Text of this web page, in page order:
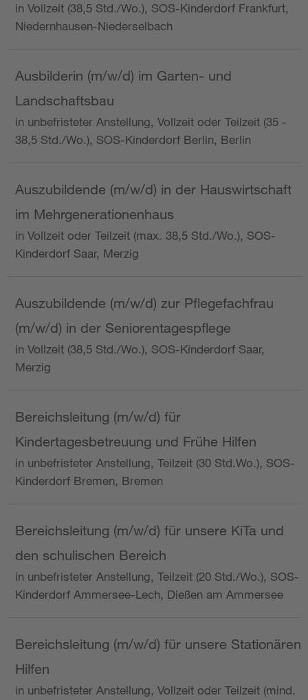
in Vollzeit (38,5 Std./Wo.), SOS-Kinderdorf Frankfurt,
Niedernhausen-Niederselbach
Ausbilderin (m/w/d) im Garten- und
Landschaftsbau
in unbefristeter Anstellung, Vollzeit oder Teilzeit (35 -
38,5 Std./Wo.), SOS-Kinderdorf Berlin, Berlin
Auszubildende (m/w/d) in der Hauswirtschaft
im Mehrgenerationenhaus
in Vollzeit oder Teilzeit (max. 38,5 Std./Wo.), SOS-
Kinderdorf Saar, Merzig
Auszubildende (m/w/d) zur Pflegefachfrau
(m/w/d) in der Seniorentagespflege
in Vollzeit (38,5 Std./Wo.), SOS-Kinderdorf Saar,
Merzig
Bereichsleitung (m/w/d) für
Kindertagesbetreuung und Frühe Hilfen
in unbefristeter Anstellung, Teilzeit (30 Std.Wo.), SOS-
Kinderdorf Bremen, Bremen
Bereichsleitung (m/w/d) für unsere KiTa und
den schulischen Bereich
in unbefristeter Anstellung, Teilzeit (20 Std./Wo.), SOS-
Kinderdorf Ammersee-Lech, Dießen am Ammersee
Bereichsleitung (m/w/d) für unsere Stationären
Hilfen
in unbefristeter Anstellung, Vollzeit oder Teilzeit (mind.